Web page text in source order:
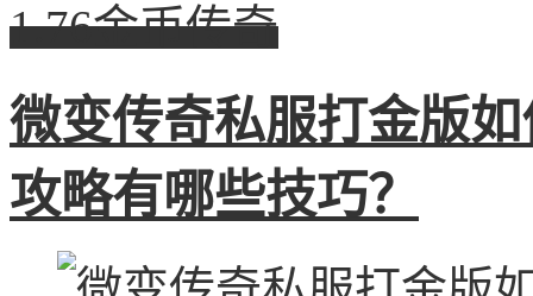
1.76金币传奇
微变传奇私服打金版
攻略有哪些技巧？